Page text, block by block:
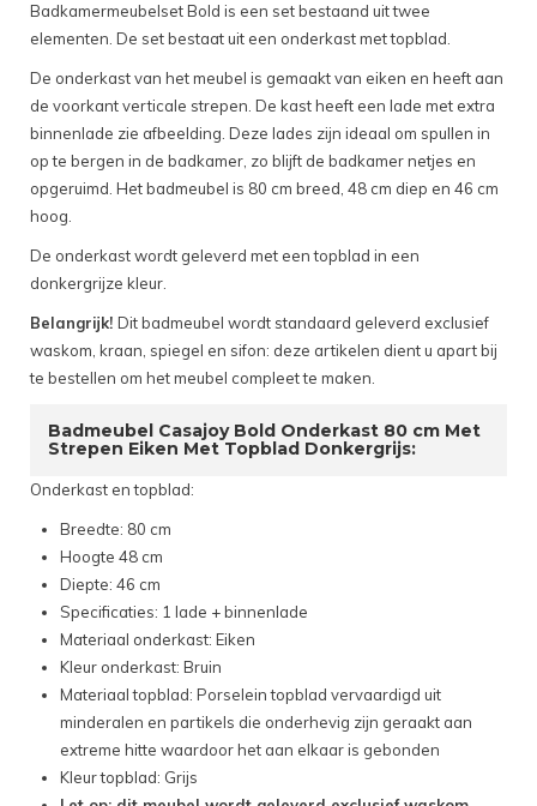
Badkamermeubelset Bold is een set bestaand uit twee
elementen. De set bestaat uit een onderkast met topblad.
De onderkast van het meubel is gemaakt van eiken en heeft aan
de voorkant verticale strepen. De kast heeft een lade met extra
binnenlade zie afbeelding. Deze lades zijn ideaal om spullen in
op te bergen in de badkamer, zo blijft de badkamer netjes en
opgeruimd. Het badmeubel is 80 cm breed, 48 cm diep en 46 cm
hoog.
De onderkast wordt geleverd met een topblad in een
donkergrijze kleur.
Belangrijk! Dit badmeubel wordt standaard geleverd exclusief
waskom, kraan, spiegel en sifon: deze artikelen dient u apart bij
te bestellen om het meubel compleet te maken.
Badmeubel Casajoy Bold Onderkast 80 cm Met
Strepen Eiken Met Topblad Donkergrijs:
Onderkast en topblad:
Breedte: 80 cm
Hoogte 48 cm
Diepte: 46 cm
Specificaties: 1 lade + binnenlade
Materiaal onderkast: Eiken
Kleur onderkast: Bruin
Materiaal topblad: Porselein topblad vervaardigd uit
minderalen en partikels die onderhevig zijn geraakt aan
extreme hitte waardoor het aan elkaar is gebonden
Kleur topblad: Grijs